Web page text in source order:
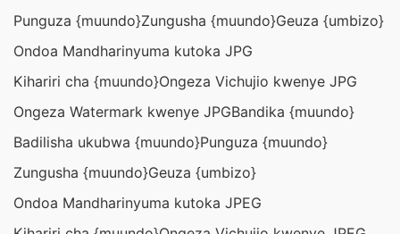
Punguza {muundo}Zungusha {muundo}Geuza {umbizo}
Ondoa Mandharinyuma kutoka JPG
Kihariri cha {muundo}Ongeza Vichujio kwenye JPG
Ongeza Watermark kwenye JPGBandika {muundo}
Badilisha ukubwa {muundo}Punguza {muundo}
Zungusha {muundo}Geuza {umbizo}
Ondoa Mandharinyuma kutoka JPEG